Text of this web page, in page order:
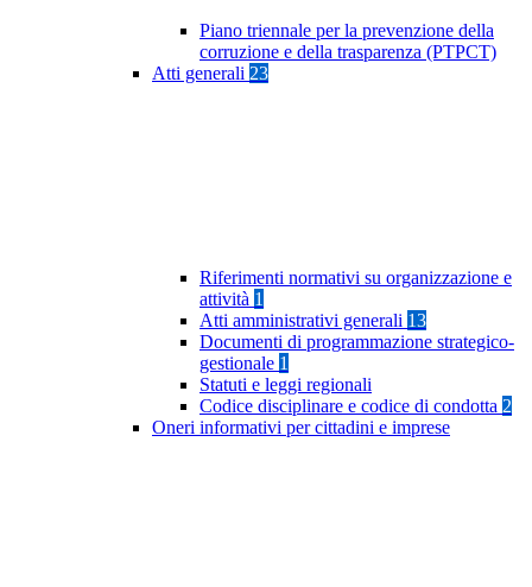
Piano triennale per la prevenzione della
corruzione e della trasparenza (PTPCT)
Atti generali 23
Riferimenti normativi su organizzazione e
attività 1
Atti amministrativi generali 13
Documenti di programmazione strategico-
gestionale 1
Statuti e leggi regionali
Codice disciplinare e codice di condotta 2
Oneri informativi per cittadini e imprese